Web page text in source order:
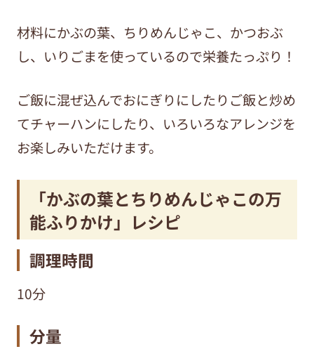
材料にかぶの葉、ちりめんじゃこ、かつおぶ
し、いりごまを使っているので栄養たっぷり！
ご飯に混ぜ込んでおにぎりにしたりご飯と炒め
てチャーハンにしたり、いろいろなアレンジを
お楽しみいただけます。
「かぶの葉とちりめんじゃこの万
能ふりかけ」レシピ
調理時間
10分
分量